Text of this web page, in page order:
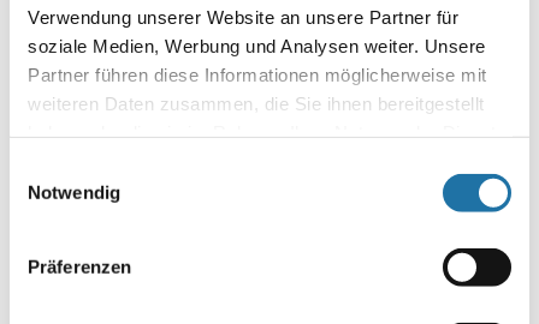
Verwendung unserer Website an unsere Partner für
soziale Medien, Werbung und Analysen weiter. Unsere
Partner führen diese Informationen möglicherweise mit
weiteren Daten zusammen, die Sie ihnen bereitgestellt
unsererDatenschutzerklärung
Notwendig
Präferenzen
Infoline:
AT: 0810 / 200 140
DE: 089 / 451 08 93